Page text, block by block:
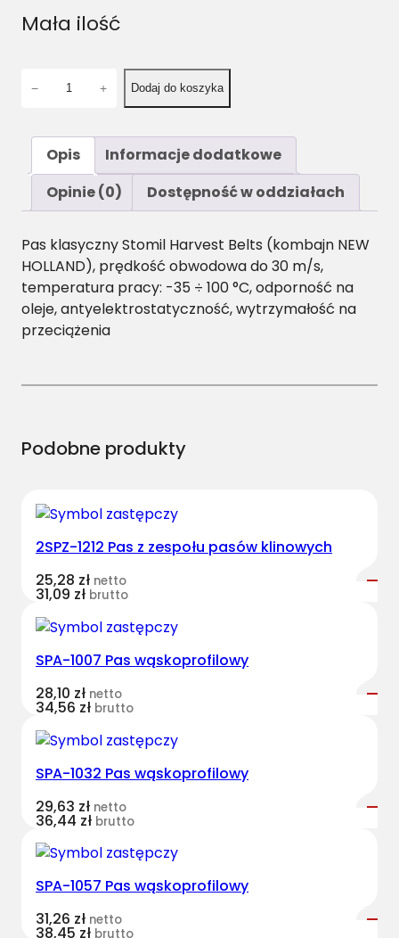
Mała ilość
/
-
2
4
8
5
a
− + Dodaj do koszyka
Opis
Informacje dodatkowe
Opinie (0)
Dostępność w oddziałach
Pas klasyczny Stomil Harvest Belts (kombajn NEW
HOLLAND), prędkość obwodowa do 30 m/s,
temperatura pracy: -35 ÷ 100 °C, odporność na
oleje, antyelektrostatyczność, wytrzymałość na
przeciążenia
Podobne produkty
2SPZ-1212 Pas z zespołu pasów klinowych
25,28 zł netto
31,09 zł brutto
SPA-1007 Pas wąskoprofilowy
28,10 zł netto
34,56 zł brutto
SPA-1032 Pas wąskoprofilowy
29,63 zł netto
36,44 zł brutto
SPA-1057 Pas wąskoprofilowy
31,26 zł netto
38,45 zł brutto